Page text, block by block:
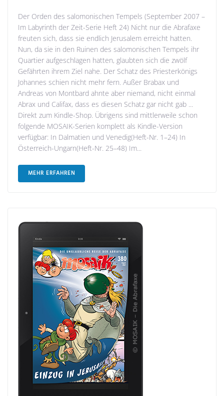
Der Orden des salomonischen Tempels (September 2007 –
Im Labyrinth der Zeit-Serie Heft 24) Nicht nur die Abrafaxe
freuten sich, dass sie endlich Jerusalem erreicht hatten.
Nun, da sie in den Ruinen des salomonischen Tempels ihr
Quartier aufgeschlagen hatten, glaubten sich die zwölf
Gefährten ihrem Ziel nahe. Der Schatz des Priesterkönigs
Johannes schien nicht mehr fern. Außer Brabax und
Andreas von Montbard ahnte aber niemand, nicht einmal
Abrax und Califax, dass es diesen Schatz gar nicht gab ...
Direkt zum Kindle-Shop. Übrigens sind mittlerweile schon
folgende MOSAIK-Serien komplett als Kindle-Version
verfügbar: In Dalmatien und Venedig(Heft-Nr. 1–24) In
Österreich-Ungarn(Heft-Nr. 25–48) Im...
MEHR ERFAHREN